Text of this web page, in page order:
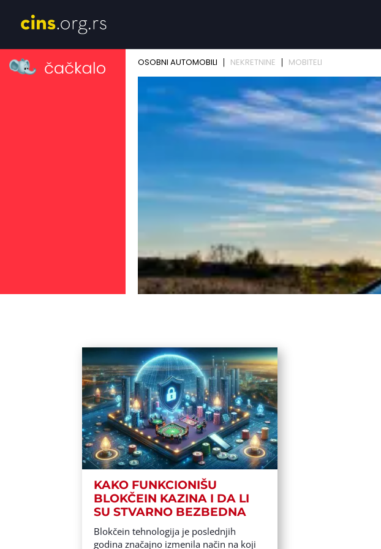
KAKO FUNKCIONIŠU
BLOKČEIN KAZINA I DA LI
SU STVARNO BEZBEDNA
Blokčein tehnologija je poslednjih
godina značajno izmenila način na koji